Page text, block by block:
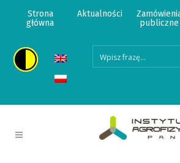
Strona
główna
Aktualności
publiczne